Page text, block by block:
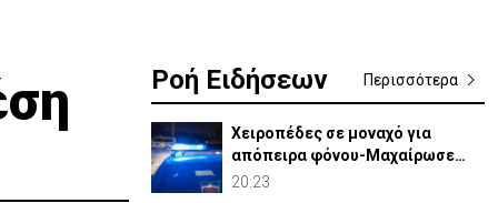
Ροή Ειδήσεων Περισσότερα
Χειροπέδες σε μοναχό για
απόπειρα φόνου-Μαχαίρωσε
στο λαιμό 53χρονο
20:23